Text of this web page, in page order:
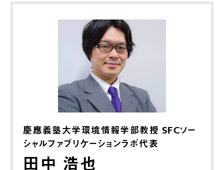
慶應義塾大学環境情報学部教授 SFCソー
シャルファブリケーションラボ代表
田中 浩也